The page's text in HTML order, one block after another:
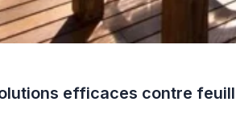
efficaces contre